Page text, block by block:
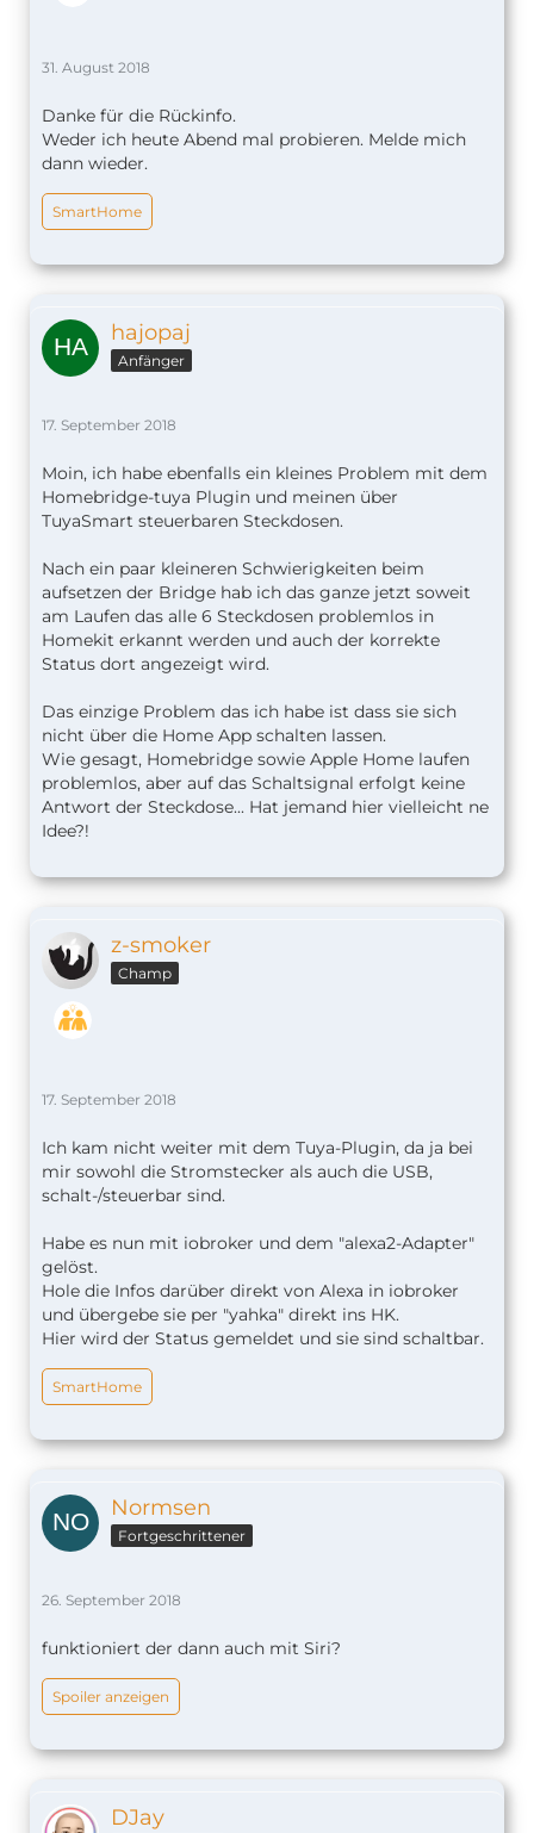
31. August 2018
Danke für die Rückinfo.
Weder ich heute Abend mal probieren. Melde mich
dann wieder.
SmartHome
hajopaj
Anfänger
17. September 2018
Moin, ich habe ebenfalls ein kleines Problem mit dem
Homebridge-tuya Plugin und meinen über
TuyaSmart steuerbaren Steckdosen.
Nach ein paar kleineren Schwierigkeiten beim
aufsetzen der Bridge hab ich das ganze jetzt soweit
am Laufen das alle 6 Steckdosen problemlos in
Homekit erkannt werden und auch der korrekte
Status dort angezeigt wird.
Das einzige Problem das ich habe ist dass sie sich
nicht über die Home App schalten lassen.
Wie gesagt, Homebridge sowie Apple Home laufen
problemlos, aber auf das Schaltsignal erfolgt keine
Antwort der Steckdose... Hat jemand hier vielleicht ne
Idee?!
z-smoker
Champ
17. September 2018
Ich kam nicht weiter mit dem Tuya-Plugin, da ja bei
mir sowohl die Stromstecker als auch die USB,
schalt-/steuerbar sind.
Habe es nun mit iobroker und dem "alexa2-Adapter"
gelöst.
Hole die Infos darüber direkt von Alexa in iobroker
und übergebe sie per "yahka" direkt ins HK.
Hier wird der Status gemeldet und sie sind schaltbar.
SmartHome
Normsen
Fortgeschrittener
26. September 2018
funktioniert der dann auch mit Siri?
Spoiler anzeigen
DJay